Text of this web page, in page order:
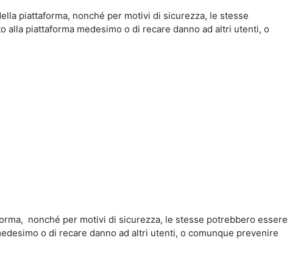
piattaforma, nonché per motivi di sicurezza, le stesse
piattaforma medesimo o di recare danno ad altri utenti, o
nonché per motivi di sicurezza, le stesse potrebbero essere
o di recare danno ad altri utenti, o comunque prevenire